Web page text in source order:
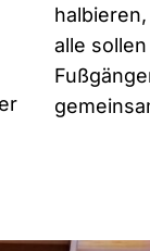
alle